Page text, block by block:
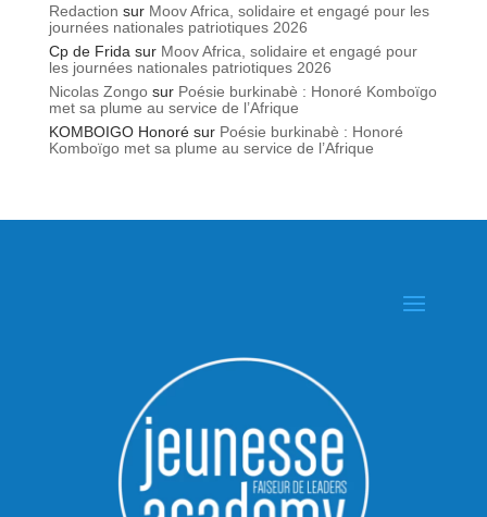
Redaction sur Moov Africa, solidaire et engagé pour les
journées nationales patriotiques 2026
Cp de Frida sur Moov Africa, solidaire et engagé pour
les journées nationales patriotiques 2026
Nicolas Zongosur Poésie burkinabè : Honoré Komboïgo
met sa plume au service de l’Afrique
KOMBOIGO Honorésur Poésie burkinabè : Honoré
Komboïgo met sa plume au service de l’Afrique